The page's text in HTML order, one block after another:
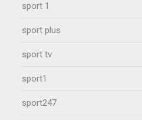
sport 1
sport plus
sport tv
sport1
sport247